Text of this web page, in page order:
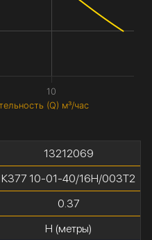
(Q) м³/час
10
13212069
К377 10-01-40/16Н/003Т2
0.37
H (метры)